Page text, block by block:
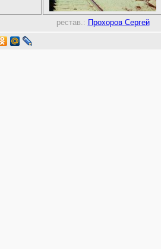
рестав.: Прохоров Сергей